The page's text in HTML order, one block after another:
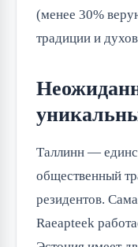
(менее 30%
традиции и
Таллинн —
общественный
резидентов.
Raeapteek